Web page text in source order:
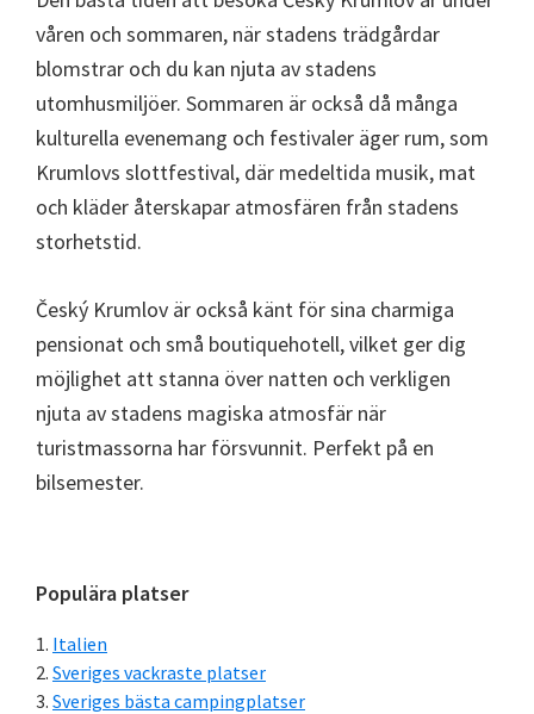
våren och sommaren, när stadens trädgårdar
blomstrar och du kan njuta av stadens
utomhusmiljöer. Sommaren är också då många
kulturella evenemang och festivaler äger rum, som
Krumlovs slottfestival, där medeltida musik, mat
och kläder återskapar atmosfären från stadens
storhetstid.
Český Krumlov är också känt för sina charmiga
pensionat och små boutiquehotell, vilket ger dig
möjlighet att stanna över natten och verkligen
njuta av stadens magiska atmosfär när
turistmassorna har försvunnit. Perfekt på en
bilsemester.
Primärt
sidofält
Populära platser
Italien
Sveriges vackraste platser
Sveriges bästa campingplatser